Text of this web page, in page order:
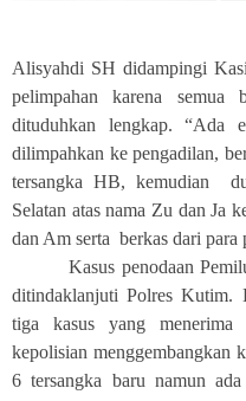
Alisyahdi SH didampingi
pelimpahan karena semua
dituduhkan lengkap. “Ada
dilimpahkan ke pengadilan,
tersangka HB, kemudian
Selatan atas nama Zu dan Ja
dan Am serta berkas dari
Kasus penodaan
ditindaklanjuti Polres Kutim.
tiga kasus yang menerima
kepolisian menggembangkan
6 tersangka baru namun